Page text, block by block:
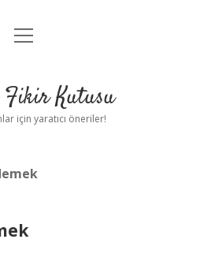
Anasayfa
Uyarı
menüyü
Kutusu
için yaratıcı öneriler!